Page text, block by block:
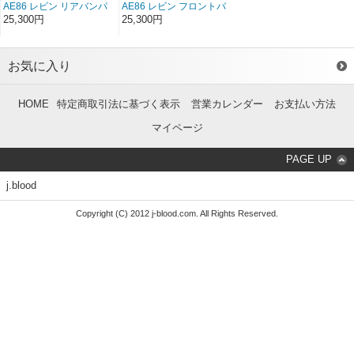
AE86 レビン リアバンパ
ーステー FRP（後期）
25,300円
AE86 レビン フロントバ
ンパーステーFRP（後
25,300円
お気に入り
HOME 特定商取引法に基づく表示 営業カレンダー
お支払い方法
マイページ
PAGE UP
j.blood
Copyright (C) 2012 j-blood.com. All Rights Reserved.